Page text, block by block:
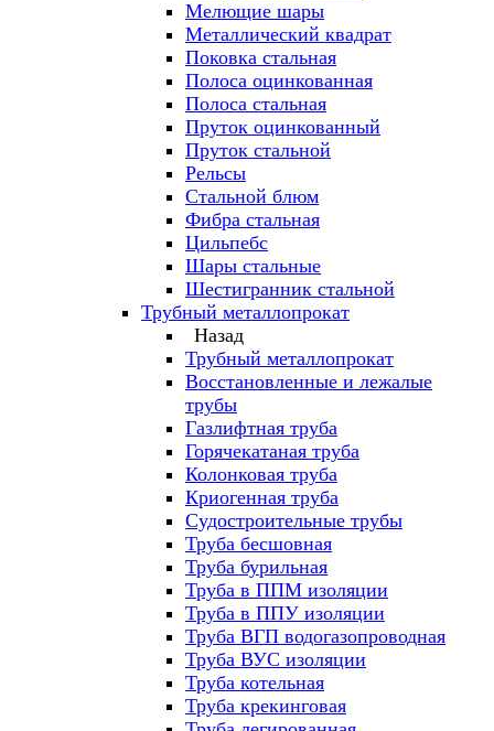
Мелющие шары
Металлический квадрат
Поковка стальная
Полоса оцинкованная
Полоса стальная
Пруток оцинкованный
Пруток стальной
Рельсы
Стальной блюм
Фибра стальная
Цильпебс
Шары стальные
Шестигранник стальной
Трубный металлопрокат
Назад
Трубный металлопрокат
Восстановленные и лежалые
трубы
Газлифтная труба
Горячекатаная труба
Колонковая труба
Криогенная труба
Судостроительные трубы
Труба бесшовная
Труба бурильная
Труба в ППМ изоляции
Труба в ППУ изоляции
Труба ВГП водогазопроводная
Труба ВУС изоляции
Труба котельная
Труба крекинговая